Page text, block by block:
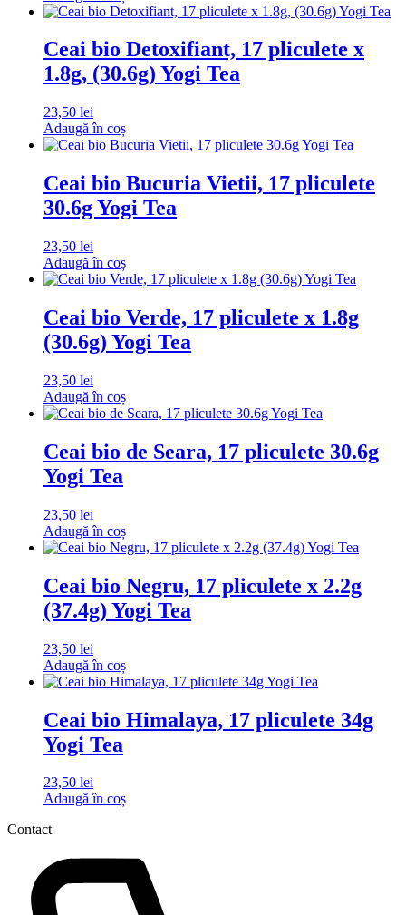
Ceai bio Detoxifiant, 17 pliculete x
1.8g, (30.6g) Yogi Tea
23,50 lei
Adaugă în coș
Ceai bio Bucuria Vietii, 17 pliculete
30.6g Yogi Tea
23,50 lei
Adaugă în coș
Ceai bio Verde, 17 pliculete x 1.8g
(30.6g) Yogi Tea
23,50 lei
Adaugă în coș
Ceai bio de Seara, 17 pliculete 30.6g
Yogi Tea
23,50 lei
Adaugă în coș
Ceai bio Negru, 17 pliculete x 2.2g
(37.4g) Yogi Tea
23,50 lei
Adaugă în coș
Ceai bio Himalaya, 17 pliculete 34g
Yogi Tea
23,50 lei
Adaugă în coș
Contact